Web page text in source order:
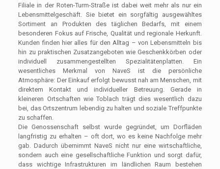
Filiale in der Roten-Turm-Straße ist dabei weit mehr als nur ein
Lebensmittelgeschäft. Sie bietet ein sorgfältig ausgewähltes
Sortiment an Produkten des täglichen Bedarfs, mit einem
besonderen Fokus auf Frische, Qualität und regionale Herkunft.
Kunden finden hier alles für den Alltag – von Lebensmitteln bis
hin zu praktischen Zusatzangeboten wie Geschenkkörben oder
individuell zusammengestellten Spezialitätenplatten. Ein
wesentliches Merkmal von NaveS ist die persönliche
Atmosphäre: Der Einkauf erfolgt bewusst nah am Menschen, mit
direktem Kontakt und individueller Betreuung. Gerade in
kleineren Ortschaften wie Toblach trägt dies wesentlich dazu
bei, das Ortszentrum lebendig zu halten und soziale Treffpunkte
zu schaffen.
Die Genossenschaft selbst wurde gegründet, um Dorfläden
langfristig zu erhalten – oft dort, wo es keine Nachfolge mehr
gab. Dadurch übernimmt NaveS nicht nur eine wirtschaftliche,
sondern auch eine gesellschaftliche Funktion und sorgt dafür,
dass wichtige Infrastrukturen im ländlichen Raum bestehen